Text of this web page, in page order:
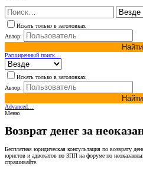
Искать только в заголовках
Автор:
Найти
Расширенный поиск…
Искать только в заголовках
Автор:
Найти
Advanced…
Меню
Возврат денег за
Бесплатная юридическая консультация по возврату
юристов и адвокатов по ЗПП на форуме по
спрашивайте.